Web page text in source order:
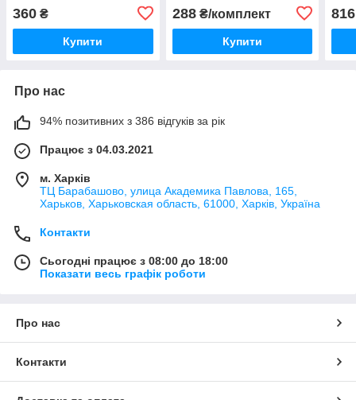
360 ₴
Купити
288₴/комплект
Купити
816
Про нас
94% позитивних з 386 відгуків за рік
Працює з 04.03.2021
м. Харків
ТЦ Барабашово, улица Академика Павлова, 165,
Харьков, Харьковская область, 61000, Харків, Україна
Контакти
Сьогодні працює з 08:00 до 18:00
Показати весь графік роботи
Про нас
Контакти